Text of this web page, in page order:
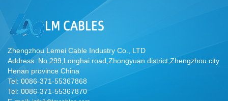
Zhengzhou Lemei Cable Industry Co., LTD
Address: No.299,Longhai road,Zhongyuan district,Zhengzhou city
Henan province China
Tel: 0086-371-55367868
Tel: 0086-371-55367870